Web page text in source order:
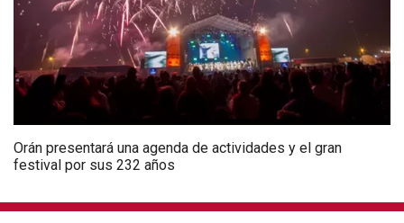
Orán presentará una agenda de actividades y el gran
festival por sus 232 años